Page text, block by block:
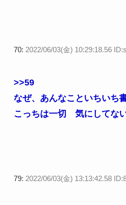
70: 2022/06/03(金) 10:29:18.56
>>59
なぜ、あんなこといちいち
こっちは一切 気にしてな
79: 2022/06/03(金) 13:13:42.58